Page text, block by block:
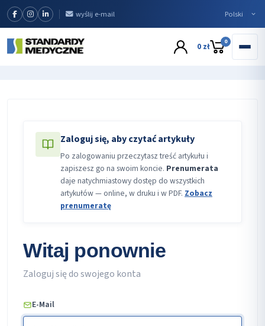
wyślij e-mail
0 zł 0
Zaloguj się, aby czytać artykuły
Po zalogowaniu przeczytasz treść artykułu i
zapiszesz go na swoim koncie. Prenumerata
daje natychmiastowy dostęp do wszystkich
artykułów — online, w druku i w PDF. Zobacz
prenumeratę
Witaj ponownie
Zaloguj się do swojego konta
E-Mail